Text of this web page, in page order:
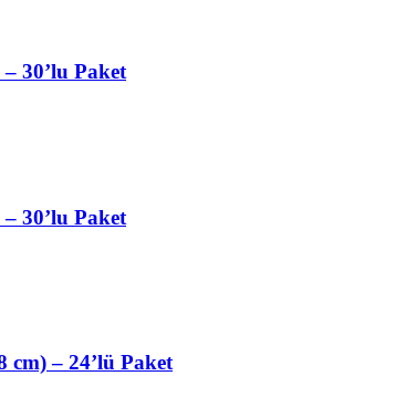
30’lu Paket
30’lu Paket
– 24’lü Paket